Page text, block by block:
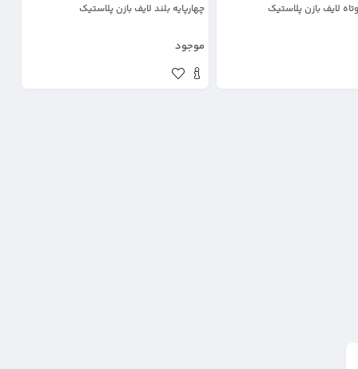
لایف بازن پلاستیک چهارپایه بلند لایف بازن پلاستیک
موجود